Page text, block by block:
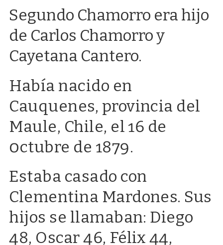
Segundo Chamorro era hijo
de Carlos Chamorro y
Cayetana Cantero.
Había nacido en
Cauquenes, provincia del
Maule, Chile, el 16 de
0ctubre de 1879.
Estaba casado con
Clementina Mardones. Sus
hijos se llamaban: Diego
48, Oscar 46, Félix 44,